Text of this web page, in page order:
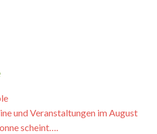
und Veranstaltungen im August
scheint….